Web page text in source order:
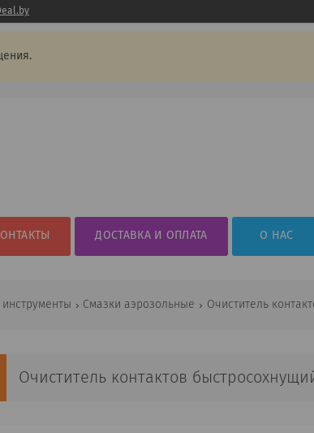
ДОСТАВКА И ОПЛАТА О НАС
Смазки аэрозольные Очиститель
Очиститель контактов